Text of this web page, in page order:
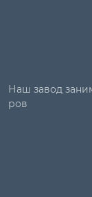
Наш завод
ров